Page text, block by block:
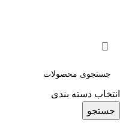
انتخاب دسته بندی
جستجو